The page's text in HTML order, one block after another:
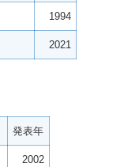
1994
2021
発表年
2002